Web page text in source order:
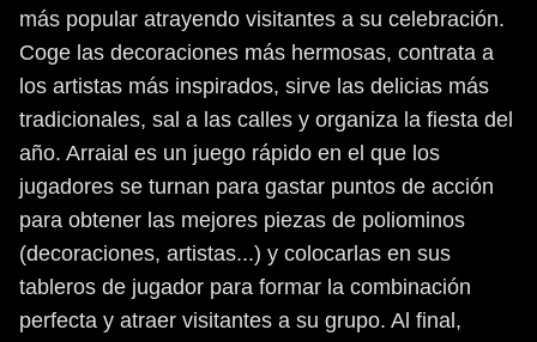
más popular atrayendo visitantes a su celebración.
Coge las decoraciones más hermosas, contrata a
los artistas más inspirados, sirve las delicias más
tradicionales, sal a las calles y organiza la fiesta del
año. Arraial es un juego rápido en el que los
jugadores se turnan para gastar puntos de acción
para obtener las mejores piezas de poliominos
(decoraciones, artistas...) y colocarlas en sus
tableros de jugador para formar la combinación
perfecta y atraer visitantes a su grupo. Al final,